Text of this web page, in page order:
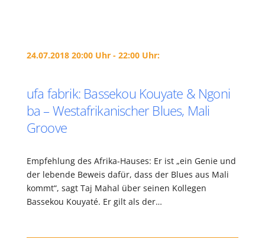
24.07.2018 20:00 Uhr - 22:00 Uhr:
ufa fabrik: Bassekou Kouyate & Ngoni
ba – Westafrikanischer Blues, Mali
Groove
Empfehlung des Afrika-Hauses: Er ist „ein Genie und
der lebende Beweis dafür, dass der Blues aus Mali
kommt“, sagt Taj Mahal über seinen Kollegen
Bassekou Kouyaté. Er gilt als der…